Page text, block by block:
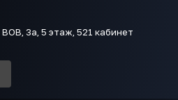
ВОВ, 3а, 5 этаж, 521 кабинет